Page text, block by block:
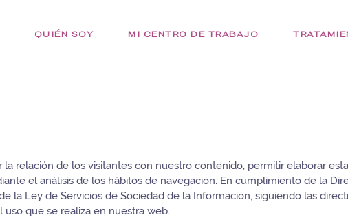
QUIÉN SOY MI CENTRO DE TRABAJO
la relación de los visitantes con nuestro contenido, permitir elaborar
el análisis de los hábitos de navegación. En cumplimiento de la
Ley de Servicios de Sociedad de la Información, siguiendo las
que se realiza en nuestra web.